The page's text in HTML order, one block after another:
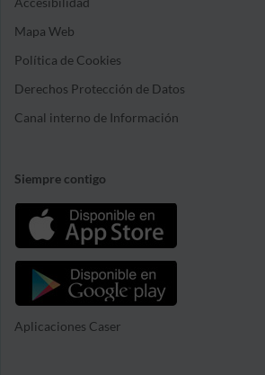
Mapa Web
Política de Cookies
Derechos Protección de Datos
Canal interno de Información
Siempre contigo
Aplicaciones Caser